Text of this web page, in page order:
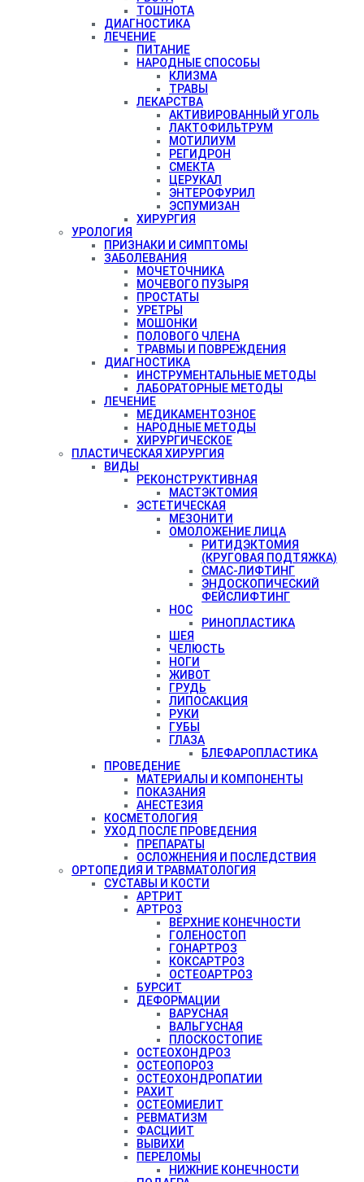
ТОШНОТА
ДИАГНОСТИКА
ЛЕЧЕНИЕ
ПИТАНИЕ
НАРОДНЫЕ СПОСОБЫ
КЛИЗМА
ТРАВЫ
ЛЕКАРСТВА
АКТИВИРОВАННЫЙ УГОЛЬ
ЛАКТОФИЛЬТРУМ
МОТИЛИУМ
РЕГИДРОН
СМЕКТА
ЦЕРУКАЛ
ЭНТЕРОФУРИЛ
ЭСПУМИЗАН
ХИРУРГИЯ
УРОЛОГИЯ
ПРИЗНАКИ И СИМПТОМЫ
ЗАБОЛЕВАНИЯ
МОЧЕТОЧНИКА
МОЧЕВОГО ПУЗЫРЯ
ПРОСТАТЫ
УРЕТРЫ
МОШОНКИ
ПОЛОВОГО ЧЛЕНА
ТРАВМЫ И ПОВРЕЖДЕНИЯ
ДИАГНОСТИКА
ИНСТРУМЕНТАЛЬНЫЕ МЕТОДЫ
ЛАБОРАТОРНЫЕ МЕТОДЫ
ЛЕЧЕНИЕ
МЕДИКАМЕНТОЗНОЕ
НАРОДНЫЕ МЕТОДЫ
ХИРУРГИЧЕСКОЕ
ПЛАСТИЧЕСКАЯ ХИРУРГИЯ
ВИДЫ
РЕКОНСТРУКТИВНАЯ
МАСТЭКТОМИЯ
ЭСТЕТИЧЕСКАЯ
МЕЗОНИТИ
ОМОЛОЖЕНИЕ ЛИЦА
РИТИДЭКТОМИЯ
(КРУГОВАЯ ПОДТЯЖКА)
СМАС-ЛИФТИНГ
ЭНДОСКОПИЧЕСКИЙ
ФЕЙСЛИФТИНГ
НОС
РИНОПЛАСТИКА
ШЕЯ
ЧЕЛЮСТЬ
НОГИ
ЖИВОТ
ГРУДЬ
ЛИПОСАКЦИЯ
РУКИ
ГУБЫ
ГЛАЗА
БЛЕФАРОПЛАСТИКА
ПРОВЕДЕНИЕ
МАТЕРИАЛЫ И КОМПОНЕНТЫ
ПОКАЗАНИЯ
АНЕСТЕЗИЯ
КОСМЕТОЛОГИЯ
УХОД ПОСЛЕ ПРОВЕДЕНИЯ
ПРЕПАРАТЫ
ОСЛОЖНЕНИЯ И ПОСЛЕДСТВИЯ
ОРТОПЕДИЯ И ТРАВМАТОЛОГИЯ
СУСТАВЫ И КОСТИ
АРТРИТ
АРТРОЗ
ВЕРХНИЕ КОНЕЧНОСТИ
ГОЛЕНОСТОП
ГОНАРТРОЗ
КОКСАРТРОЗ
ОСТЕОАРТРОЗ
БУРСИТ
ДЕФОРМАЦИИ
ВАРУСНАЯ
ВАЛЬГУСНАЯ
ПЛОСКОСТОПИЕ
ОСТЕОХОНДРОЗ
ОСТЕОПОРОЗ
ОСТЕОХОНДРОПАТИИ
РАХИТ
ОСТЕОМИЕЛИТ
РЕВМАТИЗМ
ФАСЦИИТ
ВЫВИХИ
ПЕРЕЛОМЫ
НИЖНИЕ КОНЕЧНОСТИ